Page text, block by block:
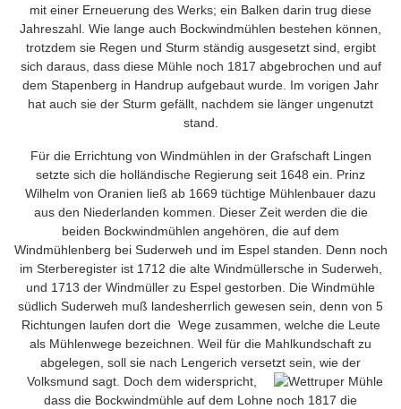
mit einer Erneuerung des Werks; ein Balken darin trug diese
Jahreszahl. Wie lange auch Bockwindmühlen bestehen können,
trotzdem sie Regen und Sturm ständig ausgesetzt sind, ergibt
sich daraus, dass diese Mühle noch 1817 abgebrochen und auf
dem Stapenberg in Handrup aufgebaut wurde. Im vorigen Jahr
hat auch sie der Sturm gefällt, nachdem sie länger ungenutzt
stand.
Für die Errichtung von Windmühlen in der Grafschaft Lingen
setzte sich die holländische Regierung seit 1648 ein. Prinz
Wilhelm von Oranien ließ ab 1669 tüchtige Mühlenbauer dazu
aus den Niederlanden kommen. Dieser Zeit werden die die
beiden Bockwindmühlen angehören, die auf dem
Windmühlenberg bei Suderweh und im Espel standen. Denn noch
im Sterberegister ist 1712 die alte Windmüllersche in Suderweh,
und 1713 der Windmüller zu Espel gestorben. Die Windmühle
südlich Suderweh muß landesherrlich gewesen sein, denn von 5
Richtungen laufen dort die Wege zusammen, welche die Leute
als Mühlenwege bezeichnen. Weil für die Mahlkundschaft zu
abgelegen, soll sie nach Lengerich versetzt sein, wie der
Volksmund sagt. Doch dem widerspricht,
dass die Bockwindmühle auf dem Lohne noch 1817 die